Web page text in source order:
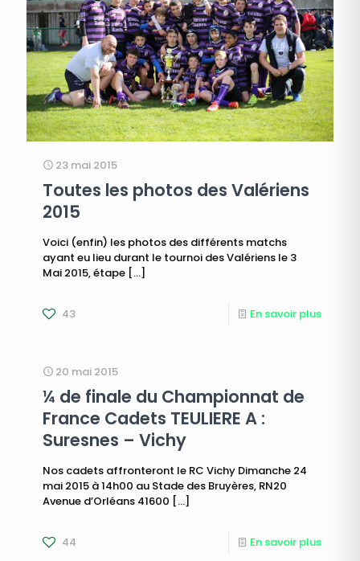
23 mai 2015
Toutes les photos des Valériens
2015
Voici (enfin) les photos des différents matchs
ayant eu lieu durant le tournoi des Valériens le 3
Mai 2015, étape […]
43 En savoir plus
20 mai 2015
¼ de finale du Championnat de
France Cadets TEULIERE A :
Suresnes – Vichy
Nos cadets affronteront le RC Vichy Dimanche 24
mai 2015 à 14h00 au Stade des Bruyères, RN20
Avenue d’Orléans 41600 […]
44 En savoir plus